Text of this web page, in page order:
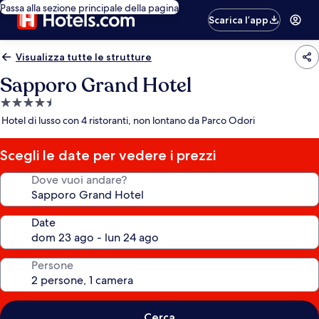
Passa alla sezione principale della pagina
Scarica l’app
Visualizza tutte le strutture
Sapporo Grand Hotel
Struttura
a
stelle
Hotel di lusso con 4 ristoranti, non lontano da Parco Odori
Scegli le date per vedere i prezzi
Dove vuoi andare?
Date
Persone